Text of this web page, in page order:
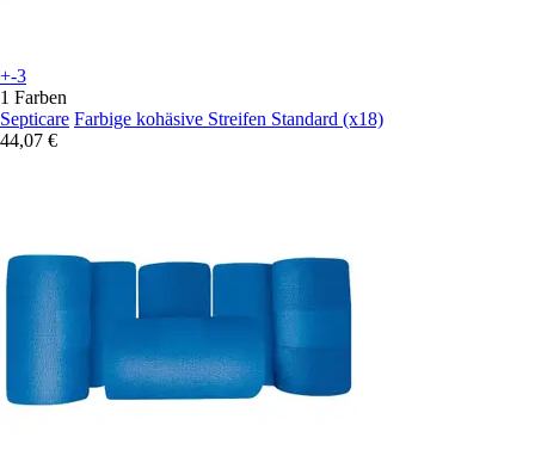
+-3
1 Farben
Septicare Farbige kohäsive Streifen Standard (x18)
44,07 €